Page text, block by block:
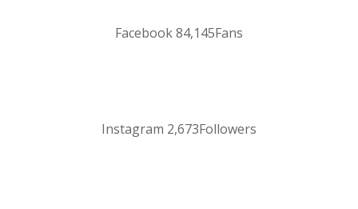
Facebook84,145Fans
Instagram 2,673Followers